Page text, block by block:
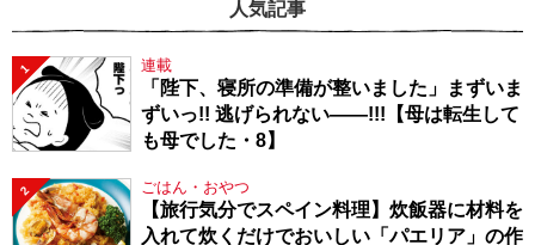
人気記事
1 連載
「陛下、寝所の準備が整いました」まずいま
ずいっ!! 逃げられない――!!!【母は転生して
も母でした・8】
2 ごはん・おやつ
【旅行気分でスペイン料理】炊飯器に材料を
入れて炊くだけでおいしい「パエリア」の作